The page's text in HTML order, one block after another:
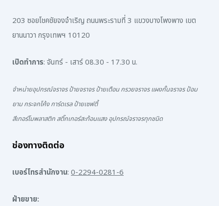
203 ซอยโชคชัยจงจำเริญ ถนนพระรามที่ 3 แขวงบางโพงพาง เขต
ยานนาวา กรุงเทพฯ 10120
เปิดทำการ: จันทร์ - เสาร์ 08.30 - 17.30 น.
จำหน่ายอุปกรณ์จราจร ป้ายจราจร ป้ายเตือน กรวยจราจร แผงกั้นจราจร ป้อม
ยาม กระจกโค้ง การ์ดเรล ป้ายเซฟตี้
สีเทอร์โมพลาสติก สติ๊กเกอร์สะท้อนแสง อุปกรณ์จราจรทุกชนิด
ช่องทางติดต่อ
เบอร์โทรสำนักงาน: 0-2294-0281-6
ฝ่ายขาย: